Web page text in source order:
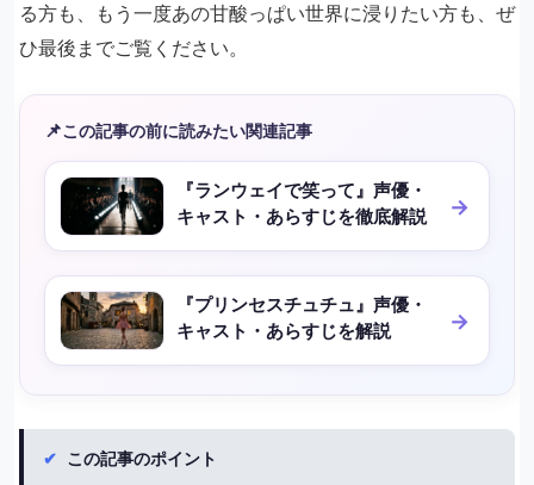
る方も、もう一度あの甘酸っぱい世界に浸りたい方も、ぜ
ひ最後までご覧ください。
📌この記事の前に読みたい関連記事
『ランウェイで笑って』声優・
キャスト・あらすじを徹底解説
『プリンセスチュチュ』声優・
キャスト・あらすじを解説
✔ この記事のポイント